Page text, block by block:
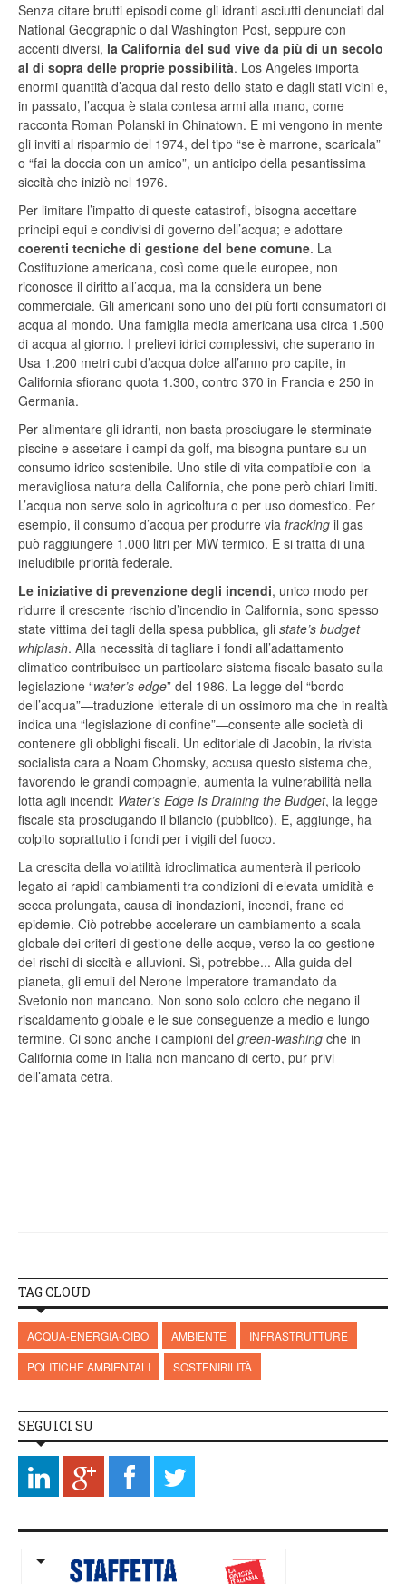
Senza citare brutti episodi come gli idranti asciutti denunciati dal
National Geographic o dal Washington Post, seppure con
accenti diversi, la California del sud vive da più di un secolo
al di sopra delle proprie possibilità. Los Angeles importa
enormi quantità d’acqua dal resto dello stato e dagli stati vicini e,
in passato, l’acqua è stata contesa armi alla mano, come
racconta Roman Polanski in Chinatown. E mi vengono in mente
gli inviti al risparmio del 1974, del tipo “se è marrone, scaricala”
o “fai la doccia con un amico”, un anticipo della pesantissima
siccità che iniziò nel 1976.
Per limitare l’impatto di queste catastrofi, bisogna accettare
principi equi e condivisi di governo dell’acqua; e adottare
coerenti tecniche di gestione del bene comune. La
Costituzione americana, così come quelle europee, non
riconosce il diritto all’acqua, ma la considera un bene
commerciale. Gli americani sono uno dei più forti consumatori di
acqua al mondo. Una famiglia media americana usa circa 1.500
di acqua al giorno. I prelievi idrici complessivi, che superano in
Usa 1.200 metri cubi d’acqua dolce all’anno pro capite, in
California sfiorano quota 1.300, contro 370 in Francia e 250 in
Germania.
Per alimentare gli idranti, non basta prosciugare le sterminate
piscine e assetare i campi da golf, ma bisogna puntare su un
consumo idrico sostenibile. Uno stile di vita compatibile con la
meravigliosa natura della California, che pone però chiari limiti.
L’acqua non serve solo in agricoltura o per uso domestico. Per
esempio, il consumo d’acqua per produrre via fracking il gas
può raggiungere 1.000 litri per MW termico. E si tratta di una
ineludibile priorità federale.
Le iniziative di prevenzione degli incendi, unico modo per
ridurre il crescente rischio d’incendio in California, sono spesso
state vittima dei tagli della spesa pubblica, gli state’s budget
whiplash. Alla necessità di tagliare i fondi all’adattamento
climatico contribuisce un particolare sistema fiscale basato sulla
legislazione “water’s edge” del 1986. La legge del “bordo
dell’acqua”—traduzione letterale di un ossimoro ma che in realtà
indica una “legislazione di confine”—consente alle società di
contenere gli obblighi fiscali. Un editoriale di Jacobin, la rivista
socialista cara a Noam Chomsky, accusa questo sistema che,
favorendo le grandi compagnie, aumenta la vulnerabilità nella
lotta agli incendi: Water’s Edge Is Draining the Budget, la legge
fiscale sta prosciugando il bilancio (pubblico). E, aggiunge, ha
colpito soprattutto i fondi per i vigili del fuoco.
La crescita della volatilità idroclimatica aumenterà il pericolo
legato ai rapidi cambiamenti tra condizioni di elevata umidità e
secca prolungata, causa di inondazioni, incendi, frane ed
epidemie. Ciò potrebbe accelerare un cambiamento a scala
globale dei criteri di gestione delle acque, verso la co-gestione
dei rischi di siccità e alluvioni. Sì, potrebbe... Alla guida del
pianeta, gli emuli del Nerone Imperatore tramandato da
Svetonio non mancano. Non sono solo coloro che negano il
riscaldamento globale e le sue conseguenze a medio e lungo
termine. Ci sono anche i campioni del green-washing che in
California come in Italia non mancano di certo, pur privi
dell’amata cetra.
TAG CLOUD
ACQUA-ENERGIA-CIBO AMBIENTE
INFRASTRUTTURE
POLITICHE AMBIENTALI
SOSTENIBILITÀ
SEGUICI SU